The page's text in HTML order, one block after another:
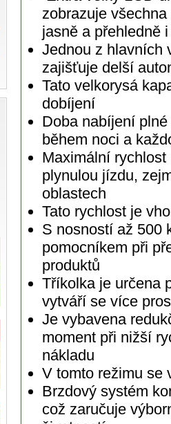
zobrazuje
jasně a přehledně
Jednou z hlavních
zajišťuje delší
Tato velkorysá
dobíjení
Doba nabíjení
během noci a
Maximální
plynulou jízdu,
oblastech
Tato rychlost je
S nosností až 500
pomocníkem při
produktů
Tříkolka je určena
vytváří se více
Je vybavena
moment při nižší
nákladu
V tomto režimu se
Brzdový systém
což zaručuje